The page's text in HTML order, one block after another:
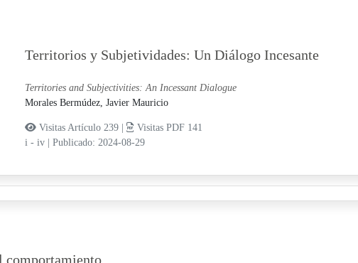
Territorios y Subjetividades: Un Diálogo Incesante
Territories and Subjectivities: An Incessant Dialogue
Morales Bermúdez, Javier Mauricio
Visitas Artículo 239 |
Visitas PDF 141
i - iv
Publicado: 2024-08-29